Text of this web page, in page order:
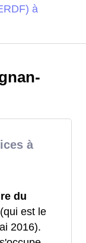
à
à
du
(qui est le
2016).